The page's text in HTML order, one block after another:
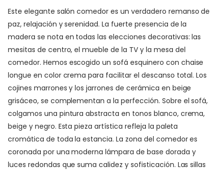
Este elegante salón comedor es un verdadero remanso de
paz, relajación y serenidad. La fuerte presencia de la
madera se nota en todas las elecciones decorativas: las
mesitas de centro, el mueble de la TV y la mesa del
comedor. Hemos escogido un sofá esquinero con chaise
longue en color crema para facilitar el descanso total. Los
cojines marrones y los jarrones de cerámica en beige
grisáceo, se complementan a la perfección. Sobre el sofá,
colgamos una pintura abstracta en tonos blanco, crema,
beige y negro. Esta pieza artística refleja la paleta
cromática de toda la estancia. La zona del comedor es
coronada por una moderna lámpara de base dorada y
luces redondas que suma calidez y sofisticación. Las sillas